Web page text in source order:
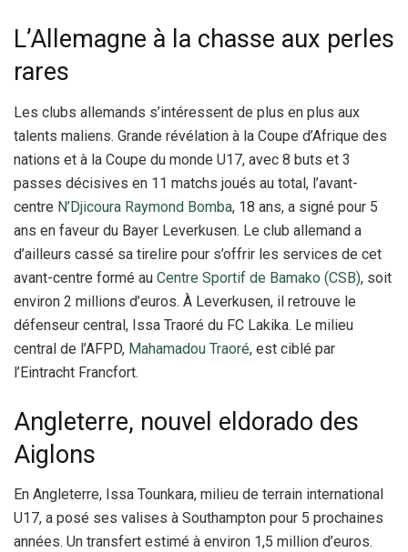
L’Allemagne à la chasse aux perles
rares
Les clubs allemands s’intéressent de plus en plus aux
talents maliens. Grande révélation à la Coupe d’Afrique des
nations et à la Coupe du monde U17, avec 8 buts et 3
passes décisives en 11 matchs joués au total, l’avant-
centre N’Djicoura Raymond Bomba, 18 ans, a signé pour 5
ans en faveur du Bayer Leverkusen. Le club allemand a
d’ailleurs cassé sa tirelire pour s’offrir les services de cet
avant-centre formé au Centre Sportif de Bamako (CSB), soit
environ 2 millions d’euros. À Leverkusen, il retrouve le
défenseur central, Issa Traoré du FC Lakika. Le milieu
central de l’AFPD, Mahamadou Traoré, est ciblé par
l’Eintracht Francfort.
Angleterre, nouvel eldorado des
Aiglons
En Angleterre, Issa Tounkara, milieu de terrain international
U17, a posé ses valises à Southampton pour 5 prochaines
années. Un transfert estimé à environ 1,5 million d’euros.